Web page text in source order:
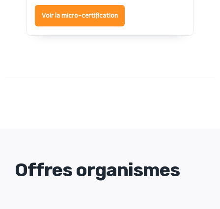
Voir la micro-certification
Offres organismes